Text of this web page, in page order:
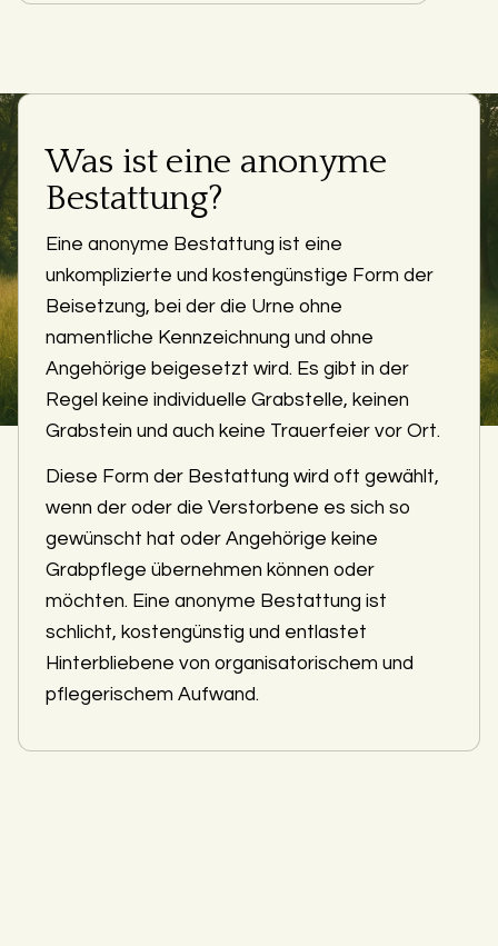
Was ist eine anonyme
Bestattung?
Eine anonyme Bestattung ist eine
unkomplizierte und kostengünstige Form der
Beisetzung, bei der die Urne ohne
namentliche Kennzeichnung und ohne
Angehörige beigesetzt wird. Es gibt in der
Regel keine individuelle Grabstelle, keinen
Grabstein und auch keine Trauerfeier vor Ort.
Diese Form der Bestattung wird oft gewählt,
wenn der oder die Verstorbene es sich so
gewünscht hat oder Angehörige keine
Grabpflege übernehmen können oder
möchten. Eine anonyme Bestattung ist
schlicht, kostengünstig und entlastet
Hinterbliebene von organisatorischem und
pflegerischem Aufwand.